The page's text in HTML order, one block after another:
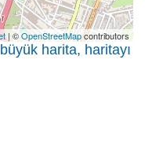
| ©OpenStreetMapcontributors
harita, haritayı